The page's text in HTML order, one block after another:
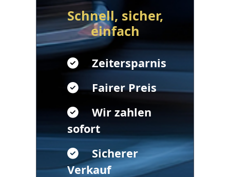
Schnell, sicher,
einfach
Zeitersparnis
Fairer Preis
Wir zahlen
sofort
Sicherer
Verkauf